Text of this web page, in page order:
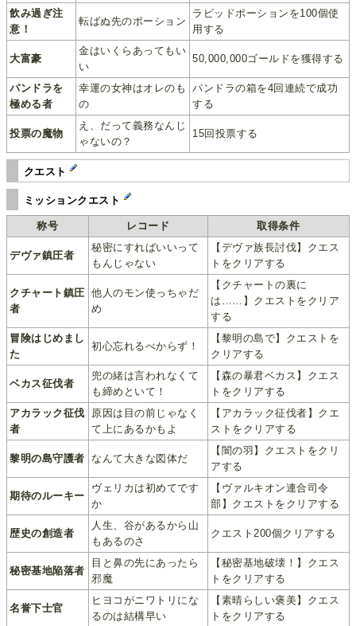
飲み過ぎ注
意！
転ばぬ先のポーション
ラピッドポーションを100個使
用する
大富豪
金はいくらあってもい
い
50,000,000ゴールドを獲得する
パンドラを
極める者
幸運の女神はオレのも
の
パンドラの箱を4回連続で成功
する
投票の魔物
え、だって義務なんじ
ゃないの？
15回投票する
クエスト
ミッションクエスト
称号 レコード 取得条件
デヴァ鎮圧者
秘密にすればいいって
もんじゃない
【デヴァ族長討伐】クエス
トをクリアする
クチャート鎮圧
者
他人のモン使っちゃだ
め
【クチャートの裏に
は……】クエストをクリア
する
冒険はじめまし
た
初心忘れるべからず！
【黎明の島で】クエストを
クリアする
ベカス征伐者
兜の緒は言われなくて
も締めといて！
【森の暴君ベカス】クエス
トをクリアする
アカラック征伐
者
原因は目の前じゃなく
て上にあるかもよ
【アカラック征伐者】クエ
ストをクリアする
黎明の島守護者 なんて大きな図体だ
【闇の羽】クエストをクリ
アする
期待のルーキー
ヴェリカは初めてです
か
【ヴァルキオン連合司令
部】クエストをクリアする
歴史の創造者
人生、谷があるから山
もあるのさ
クエスト200個クリアする
秘密基地陥落者
目と鼻の先にあったら
邪魔
【秘密基地破壊！】クエス
トをクリアする
名誉下士官
ヒヨコがニワトリにな
るのは結構早い
【素晴らしい褒美】クエス
トをクリアする